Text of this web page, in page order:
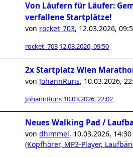
Von Läufern für Läufer:
verfallene Startplätze!
von rocket_703, 12.03.2026,
rocket_703 12.03.2026, 09:50
2x Startplatz Wien
von JohannRuns, 10.03.2026,
JohannRuns 10.03.2026, 22:02
Neues Walking Pad /
von dhimmel, 10.03.2026, 14:30
(Kopfhörer, MP3-Player,